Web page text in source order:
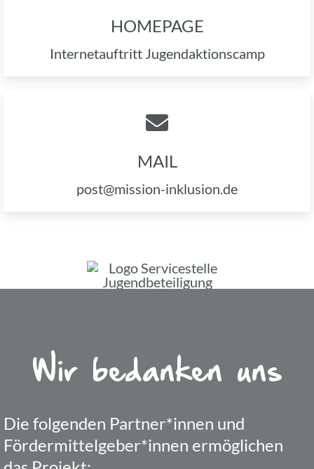
HOME­PAGE
Inter­net­auf­tritt Jugendaktionscamp
MAIL
post@mission-inklusion.de
Wir bedan­ken uns
Die folgen­den Partner*innen und
Fördermittelgeber*innen ermög­li­chen